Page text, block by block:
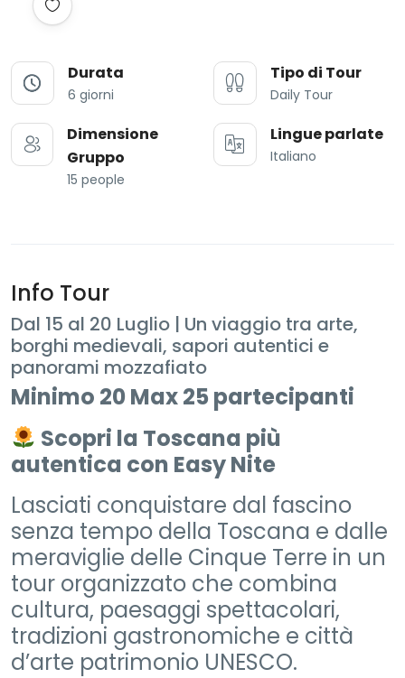
Durata
6 giorni
Tipo di Tour
Daily Tour
Dimensione
Gruppo
15 people
Lingue parlate
Italiano
Info Tour
Dal 15 al 20 Luglio | Un viaggio tra arte,
borghi medievali, sapori autentici e
panorami mozzafiato
Minimo 20 Max 25 partecipanti
Scopri la Toscana più
autentica con Easy Nite
Lasciati conquistare dal fascino
senza tempo della Toscana e dalle
meraviglie delle Cinque Terre in un
tour organizzato che combina
cultura, paesaggi spettacolari,
tradizioni gastronomiche e città
d’arte patrimonio UNESCO.